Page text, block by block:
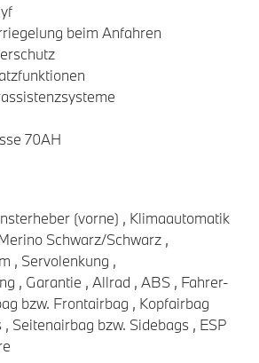
beim Anfahren
70AH
(vorne) , Klimaautomatik
Schwarz/Schwarz ,
, Servolenkung ,
, Garantie , Allrad , ABS , Fahrer-
bzw. Frontairbag , Kopfairbag
Seitenairbag bzw. Sidebags , ESP